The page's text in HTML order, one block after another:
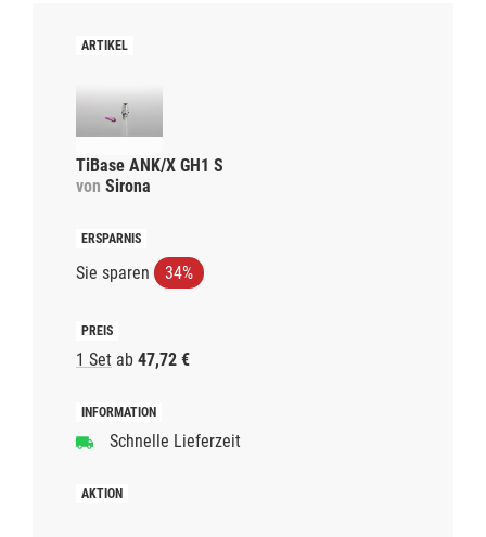
TiBase ANK/X GH1 S
von Sirona
Sie sparen 34%
1 Set ab 47,72 €
Schnelle Lieferzeit